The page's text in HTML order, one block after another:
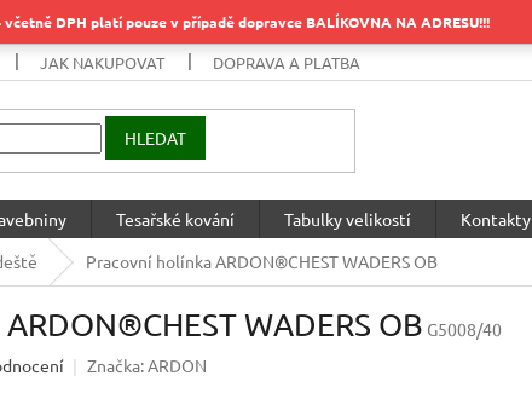
DPH platí pouze v případě dopravce BALÍKOVNA NA ADRESU!!!
JAK NAKUPOVAT DOPRAVA A PLATBA
HLEDAT
Tesařské kování Tabulky velikostí Kontakty
Pracovní holínka ARDON®CHEST WADERS OB
WADERS OB G5008/40
Značka:ARDON